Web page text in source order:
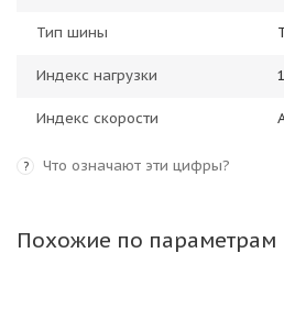
Тип шины
Индекс нагрузки
Индекс скорости
? Что означают эти цифры?
Похожие по параметрам